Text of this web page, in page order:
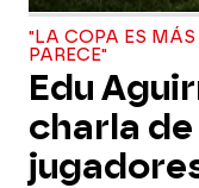
"LA COPA ES
PARECE"
Edu
charla